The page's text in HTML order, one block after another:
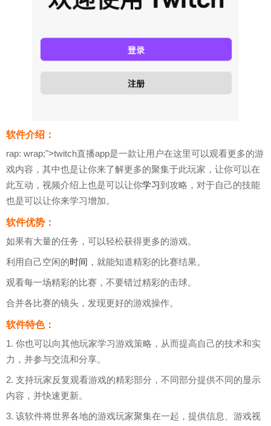
软件介绍：
rap: wrap;">twitch直播app是一款让用户在这里可以观看更多的游
戏内容，其中也是让你来了解更多的聚集于此玩家，让你可以在
此互动，视频介绍上也是可以让你学习到攻略，对于自己的技能
也是可以让你来学习增加。
软件优势：
如果有大量的任务，可以轻松获得更多的游戏。
利用自己空闲的时间 ，就能知道精彩的比赛结果。
观看每一场精彩的比赛，不要错过精彩的击球。
合并各比赛的镜头，发现更好的游戏操作。
软件特色：
1. 你也可以向其他玩家学习游戏策略，从而提高自己的技术和实
力，并参与交流和分享。
2. 支持玩家反复观看游戏的精彩部分，不同部分提供不同的显示
内容，并快速更新。
3. 该软件将世界各地的游戏玩家聚集在一起，提供信息、游戏视